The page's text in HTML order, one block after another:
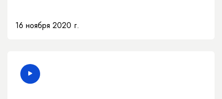
16 ноября 2020 г.